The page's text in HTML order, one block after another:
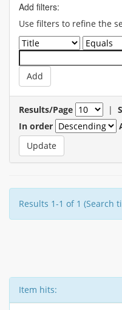
Add filters:
Use filters to refine the
Results/Page |
In order
Results 1-1 of 1 (Search
Item hits: